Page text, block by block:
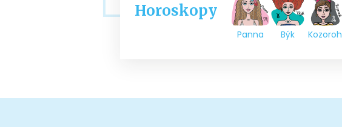
Horoskopy
Panna Býk Kozoroh